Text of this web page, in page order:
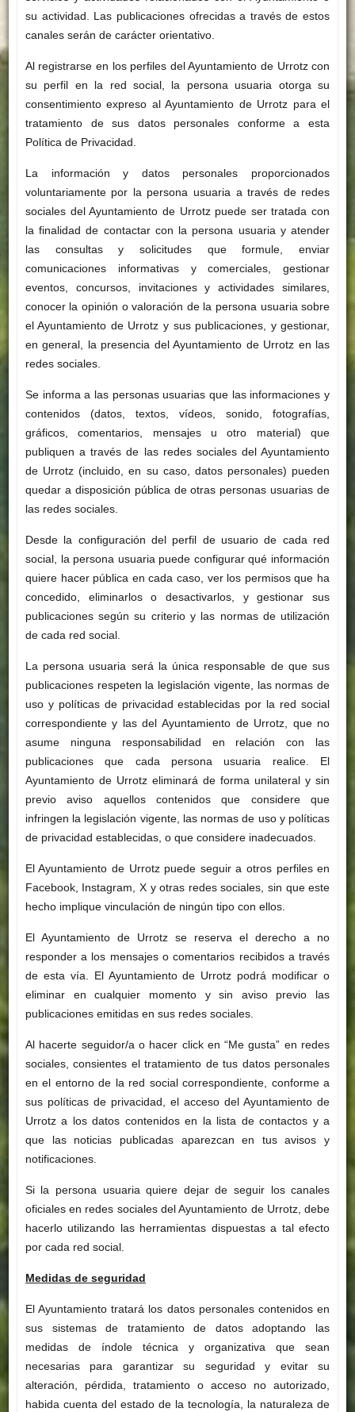
su actividad. Las publicaciones ofrecidas a través de estos
canales serán de carácter orientativo.
Al registrarse en los perfiles del Ayuntamiento de Urrotz con
su perfil en la red social, la persona usuaria otorga su
consentimiento expreso al Ayuntamiento de Urrotz para el
tratamiento de sus datos personales conforme a esta
Política de Privacidad.
La información y datos personales proporcionados
voluntariamente por la persona usuaria a través de redes
sociales del Ayuntamiento de Urrotz puede ser tratada con
la finalidad de contactar con la persona usuaria y atender
las consultas y solicitudes que formule, enviar
comunicaciones informativas y comerciales, gestionar
eventos, concursos, invitaciones y actividades similares,
conocer la opinión o valoración de la persona usuaria sobre
el Ayuntamiento de Urrotz y sus publicaciones, y gestionar,
en general, la presencia del Ayuntamiento de Urrotz en las
redes sociales.
Se informa a las personas usuarias que las informaciones y
contenidos (datos, textos, vídeos, sonido, fotografías,
gráficos, comentarios, mensajes u otro material) que
publiquen a través de las redes sociales del Ayuntamiento
de Urrotz (incluido, en su caso, datos personales) pueden
quedar a disposición pública de otras personas usuarias de
las redes sociales.
Desde la configuración del perfil de usuario de cada red
social, la persona usuaria puede configurar qué información
quiere hacer pública en cada caso, ver los permisos que ha
concedido, eliminarlos o desactivarlos, y gestionar sus
publicaciones según su criterio y las normas de utilización
de cada red social.
La persona usuaria será la única responsable de que sus
publicaciones respeten la legislación vigente, las normas de
uso y políticas de privacidad establecidas por la red social
correspondiente y las del Ayuntamiento de Urrotz, que no
asume ninguna responsabilidad en relación con las
publicaciones que cada persona usuaria realice. El
Ayuntamiento de Urrotz eliminará de forma unilateral y sin
previo aviso aquellos contenidos que considere que
infringen la legislación vigente, las normas de uso y políticas
de privacidad establecidas, o que considere inadecuados.
El Ayuntamiento de Urrotz puede seguir a otros perfiles en
Facebook, Instagram, X y otras redes sociales, sin que este
hecho implique vinculación de ningún tipo con ellos.
El Ayuntamiento de Urrotz se reserva el derecho a no
responder a los mensajes o comentarios recibidos a través
de esta vía. El Ayuntamiento de Urrotz podrá modificar o
eliminar en cualquier momento y sin aviso previo las
publicaciones emitidas en sus redes sociales.
Al hacerte seguidor/a o hacer click en “Me gusta” en redes
sociales, consientes el tratamiento de tus datos personales
en el entorno de la red social correspondiente, conforme a
sus políticas de privacidad, el acceso del Ayuntamiento de
Urrotz a los datos contenidos en la lista de contactos y a
que las noticias publicadas aparezcan en tus avisos y
notificaciones.
Si la persona usuaria quiere dejar de seguir los canales
oficiales en redes sociales del Ayuntamiento de Urrotz, debe
hacerlo utilizando las herramientas dispuestas a tal efecto
por cada red social.
Medidas de seguridad
El Ayuntamiento tratará los datos personales contenidos en
sus sistemas de tratamiento de datos adoptando las
medidas de índole técnica y organizativa que sean
necesarias para garantizar su seguridad y evitar su
alteración, pérdida, tratamiento o acceso no autorizado,
habida cuenta del estado de la tecnología, la naturaleza de